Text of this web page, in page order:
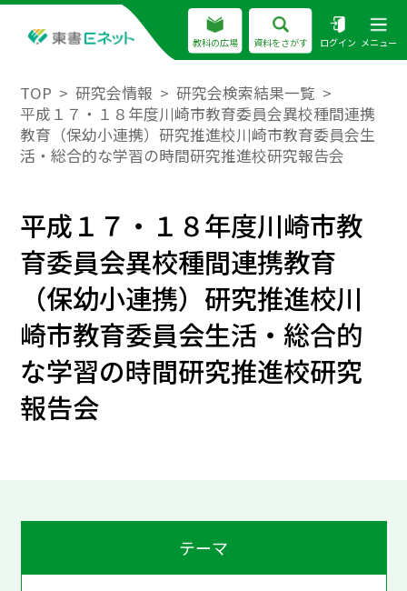
教科の広場 資料をさがす ログイン メニュー
TOP 研究会情報
研究会検索結果一覧
平成１７・１８年度川崎市教育委員会異校種間連携
教育（保幼小連携）研究推進校川崎市教育委員会生
活・総合的な学習の時間研究推進校研究報告会
平成１７・１８年度川崎市教
育委員会異校種間連携教育
（保幼小連携）研究推進校川
崎市教育委員会生活・総合的
な学習の時間研究推進校研究
報告会
テーマ